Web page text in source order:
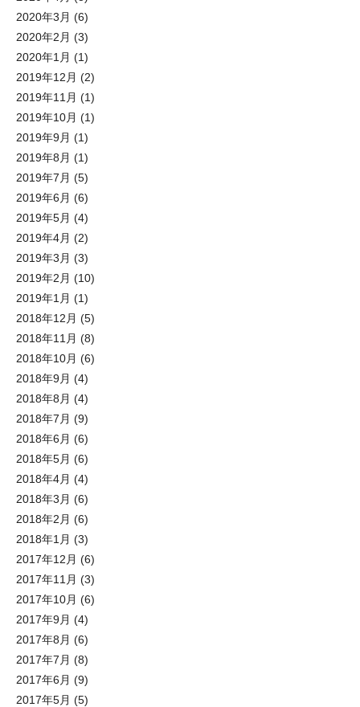
2020年3月 (6)
2020年2月 (3)
2020年1月 (1)
2019年12月 (2)
2019年11月 (1)
2019年10月 (1)
2019年9月 (1)
2019年8月 (1)
2019年7月 (5)
2019年6月 (6)
2019年5月 (4)
2019年4月 (2)
2019年3月 (3)
2019年2月 (10)
2019年1月 (1)
2018年12月 (5)
2018年11月 (8)
2018年10月 (6)
2018年9月 (4)
2018年8月 (4)
2018年7月 (9)
2018年6月 (6)
2018年5月 (6)
2018年4月 (4)
2018年3月 (6)
2018年2月 (6)
2018年1月 (3)
2017年12月 (6)
2017年11月 (3)
2017年10月 (6)
2017年9月 (4)
2017年8月 (6)
2017年7月 (8)
2017年6月 (9)
2017年5月 (5)